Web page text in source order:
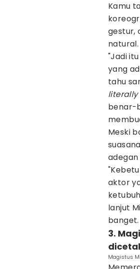
Kamu
gestur,
natural.
"Jadi
yang
tahu
literally
benar-
Meski
aktor
lanjut
banget.
3.
Magistus